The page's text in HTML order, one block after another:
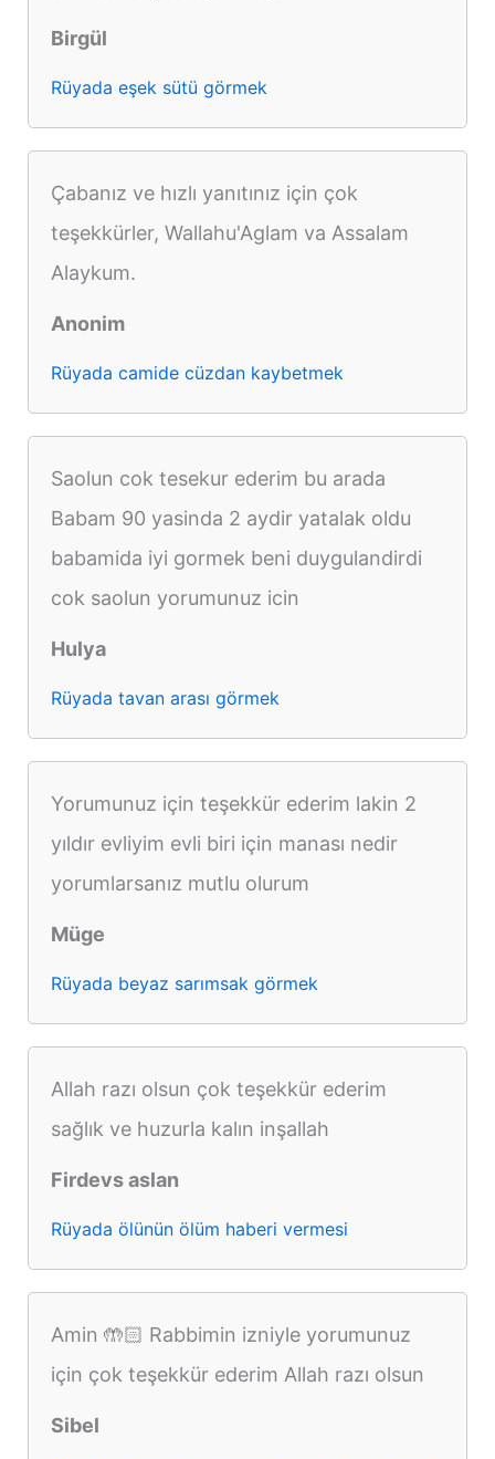
Birgül
Rüyada eşek sütü görmek
Çabanız ve hızlı yanıtınız için çok
teşekkürler, Wallahu'Aglam va Assalam
Alaykum.
Anonim
Rüyada camide cüzdan kaybetmek
Saolun cok tesekur ederim bu arada
Babam 90 yasinda 2 aydir yatalak oldu
babamida iyi gormek beni duygulandirdi
cok saolun yorumunuz icin
Hulya
Rüyada tavan arası görmek
Yorumunuz için teşekkür ederim lakin 2
yıldır evliyim evli biri için manası nedir
yorumlarsanız mutlu olurum
Müge
Rüyada beyaz sarımsak görmek
Allah razı olsun çok teşekkür ederim
sağlık ve huzurla kalın inşallah
Firdevs aslan
Rüyada ölünün ölüm haberi vermesi
Amin 🤲🏻 Rabbimin izniyle yorumunuz
için çok teşekkür ederim Allah razı olsun
Sibel